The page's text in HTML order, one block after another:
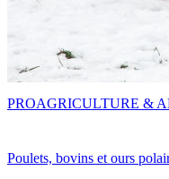
Poulets, bovins et ours
PROAGRICULTURE &